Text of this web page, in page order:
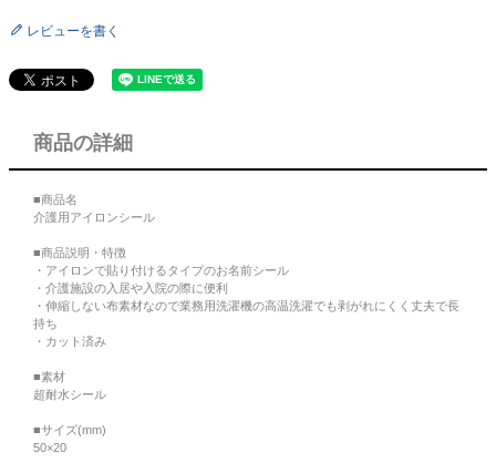
レビューを書く
商品の詳細
■商品名
介護用アイロンシール
■商品説明・特徴
・アイロンで貼り付けるタイプのお名前シール
・介護施設の入居や入院の際に便利
・伸縮しない布素材なので業務用洗濯機の高温洗濯でも剥がれにくく丈夫で長
持ち
・カット済み
■素材
超耐水シール
■サイズ(mm)
50×20